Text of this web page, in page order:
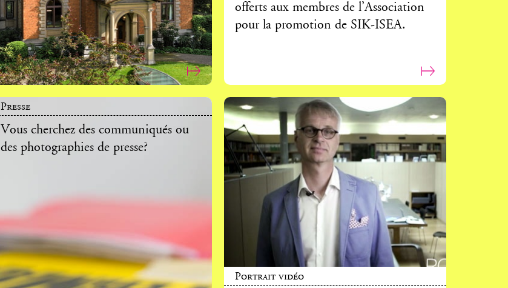
offerts aux membres de l’Association
pour la promotion de SIK-ISEA.
Presse
Vous cherchez des communiqués ou
des photographies de presse?
Portrait vidéo